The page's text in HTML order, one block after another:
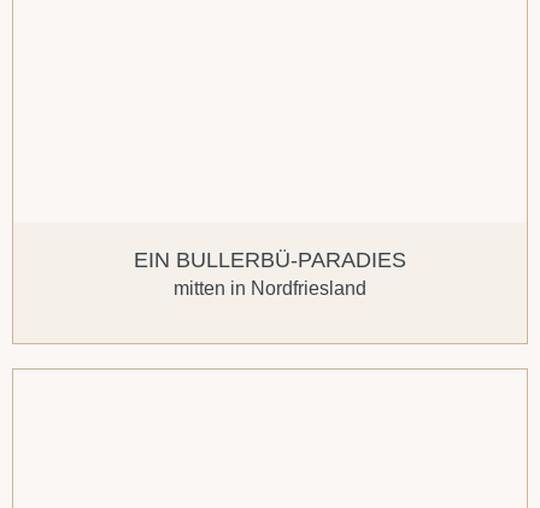
EIN BULLERBÜ-PARADIES
mitten in Nordfriesland